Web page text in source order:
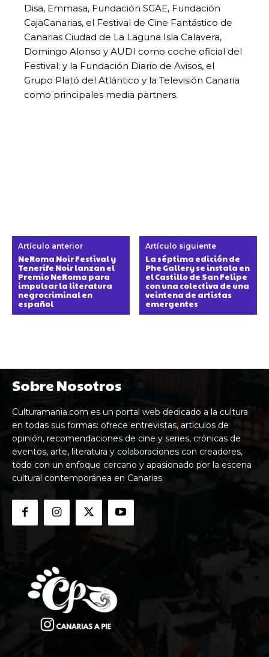
Disa, Emmasa, Fundación SGAE, Fundación
CajaCanarias, el Festival de Cine Fantástico de
Canarias Ciudad de La Laguna Isla Calavera,
Domingo Alonso y AUDI como coche oficial del
Festival; y la Fundación Diario de Avisos, el
Grupo Plató del Atlántico y la Televisión Canaria
como principales media partners.
Artículo anterior
NeRoma Noir Festival y
Tenerife Noir lanzan el
Premio NeRoma para
impulsar la literatura
negrocriminal en
español
Artículo siguiente
La séptima edición de
Phe Gallery se instala en
el Castillo de San Felipe
con una colectiva de una
veintena de artistas
emergentes
Sobre Nosotros
Culturamania.com es un portal web dedicado a la cultura
en todas sus formas: ofrece entrevistas, artículos de
opinión, recomendaciones de cine y series, crónicas de
eventos, arte, literatura y colaboraciones con creadores,
todo con un enfoque cercano y apasionado por la escena
cultural contemporánea en Canarias.